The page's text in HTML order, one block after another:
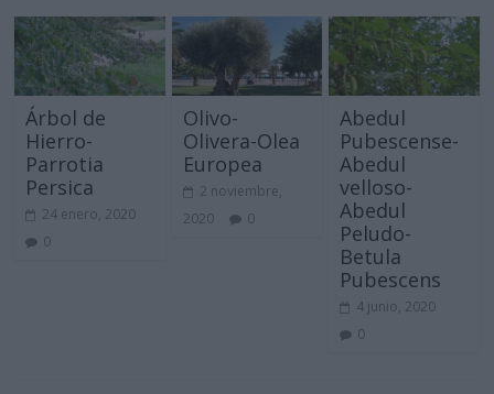
Árbol de
Hierro-
Parrotia
Persica
24 enero, 2020
0
Olivo-
Olivera-Olea
Europea
2 noviembre,
2020
0
Abedul
Pubescense-
Abedul
velloso-
Abedul
Peludo-
Betula
Pubescens
4 junio, 2020
0